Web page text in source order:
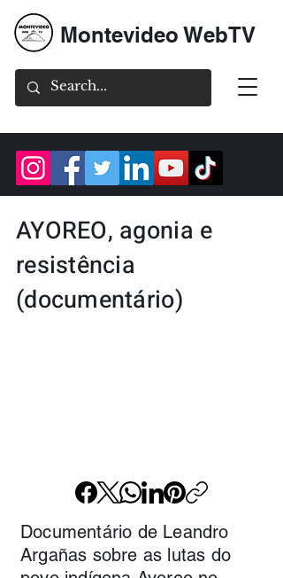
Montevideo WebTV
AYOREO, agonia e
resistência
(documentário)
Documentário de Leandro
Argañas sobre as lutas do